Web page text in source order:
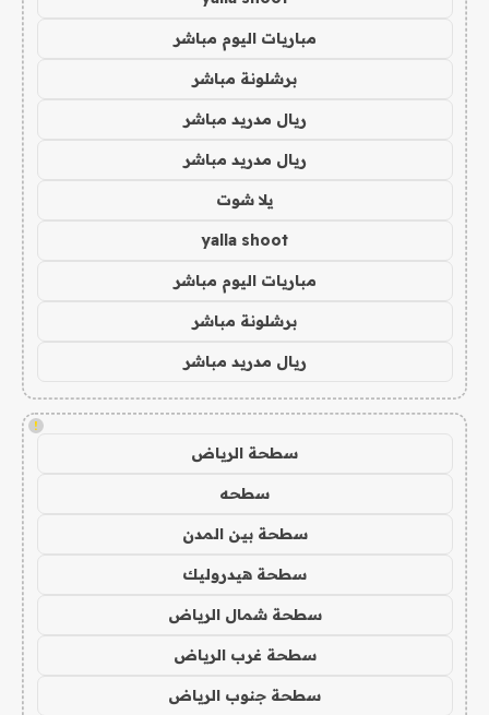
مباريات اليوم مباشر
برشلونة مباشر
ريال مدريد مباشر
ريال مدريد مباشر
يلا شوت
yalla shoot
مباريات اليوم مباشر
برشلونة مباشر
ريال مدريد مباشر
!
سطحة الرياض
سطحه
سطحة بين المدن
سطحة هيدروليك
سطحة شمال الرياض
سطحة غرب الرياض
سطحة جنوب الرياض